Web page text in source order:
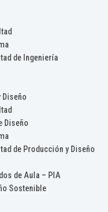
de Ingeniería
Diseño
Diseño
de Producción y Diseño
de Aula – PIA
Sostenible